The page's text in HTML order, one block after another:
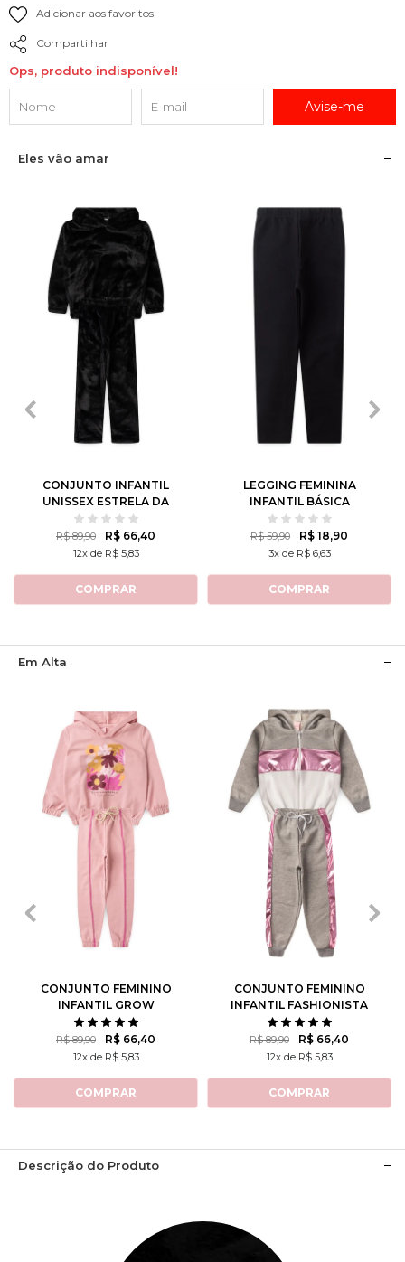
Adicionar aos favoritos
Compartilhar
Ops, produto indisponível!
Avise-me
Eles vão amar
2 3 4 6
10 12
CONJUNTO INFANTIL
UNISSEX ESTRELA DA
NOITE
R$ 89,90 R$ 66,40
12x de R$ 5,83
COMPRAR
8
10 12
LEGGING FEMININA
INFANTIL BÁSICA
R$ 59,90 R$ 18,90
3x de R$ 6,63
COMPRAR
Em Alta
2 4
CONJUNTO FEMININO
INFANTIL GROW
POSITIVE THOUGHTS
R$ 89,90 R$ 66,40
12x de R$ 5,83
COMPRAR
3 4 6 8
10 14
CONJUNTO FEMININO
INFANTIL FASHIONISTA
R$ 89,90 R$ 66,40
12x de R$ 5,83
COMPRAR
Descrição do Produto